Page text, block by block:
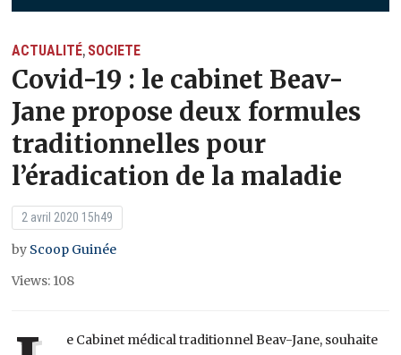
ACTUALITÉ, SOCIETE
Covid-19 : le cabinet Beav-
Jane propose deux formules
traditionnelles pour
l’éradication de la maladie
2 avril 2020 15h49
by Scoop Guinée
Views: 108
e Cabinet médical traditionnel Beav-Jane, souhaite